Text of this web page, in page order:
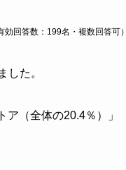
効回答数：199名・複数回答可
した。
（全体の20.4％）」